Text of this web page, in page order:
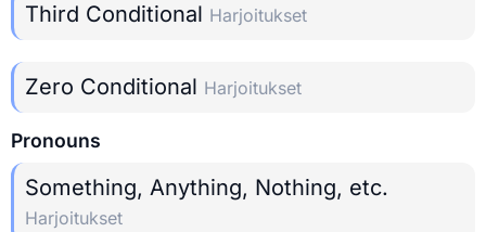
Third Conditional Harjoitukset
Zero Conditional Harjoitukset
Pronouns
Something, Anything, Nothing, etc.
Harjoitukset